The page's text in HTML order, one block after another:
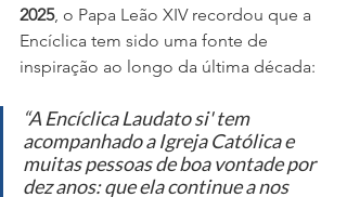
2025, o Papa Leão XIV recordou que a
Encíclica tem sido uma fonte de
inspiração ao longo da última década:
“A Encíclica Laudato si' tem
acompanhado a Igreja Católica e
muitas pessoas de boa vontade por
dez anos: que ela continue a nos